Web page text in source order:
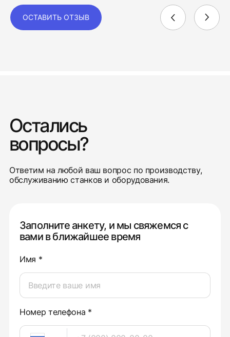
ОСТАВИТЬ ОТЗЫВ
Остались
вопросы?
Ответим на любой ваш вопрос по производству,
обслуживанию станков и оборудования.
Заполните анкету, и мы свяжемся с
вами в ближайшее время
Имя *
Номер телефона *